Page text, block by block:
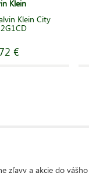
Klein
Klein City
€
zľavy a akcie do